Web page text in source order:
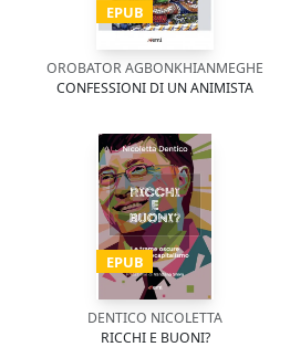
EPUB
OROBATOR AGBONKHIANMEGHE
CONFESSIONI DI UN ANIMISTA
EPUB
DENTICO NICOLETTA
RICCHI E BUONI?